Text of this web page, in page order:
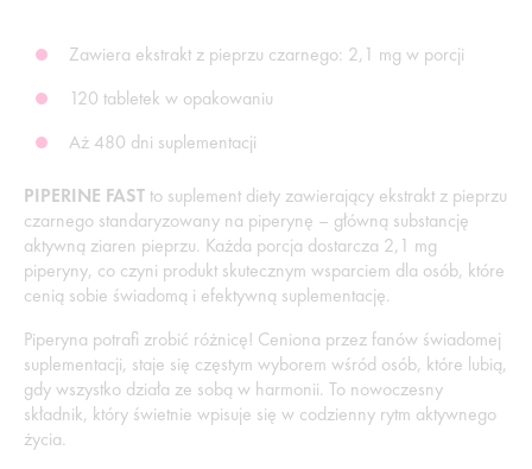
Zawiera ekstrakt z pieprzu czarnego: 2,1 mg w porcji
120 tabletek w opakowaniu
Aż 480 dni suplementacji
PIPERINE FASTto suplement diety zawierający ekstrakt z pieprzu
czarnego standaryzowany na piperynę – główną substancję
aktywną ziaren pieprzu. Każda porcja dostarcza 2,1 mg
piperyny, co czyni produkt skutecznym wsparciem dla osób, które
cenią sobie świadomą i efektywną suplementację.
Piperyna potrafi zrobić różnicę! Ceniona przez fanów świadomej
suplementacji, staje się częstym wyborem wśród osób, które lubią,
gdy wszystko działa ze sobą w harmonii. To nowoczesny
składnik, który świetnie wpisuje się w codzienny rytm aktywnego
życia.